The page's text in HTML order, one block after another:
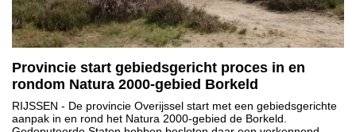
Provincie start gebiedsgericht proces in en
rondom Natura 2000-gebied Borkeld
RIJSSEN - De provincie Overijssel start met een gebiedsgerichte
aanpak in en rond het Natura 2000-gebied de Borkeld.